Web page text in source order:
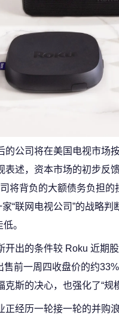
的公司将在美国电视市场
表述，资本市场的初步反
将背负的大额债务负担
“联网电视公司”的战略
。
开出的条件较 Roku 近期
售前一周四收盘价的约
斯的决心，也强化了“规
正经历一轮接一轮的并购